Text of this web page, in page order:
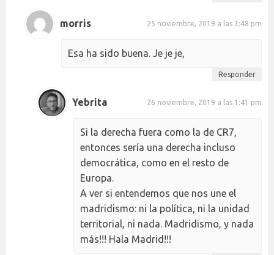
morris 25 noviembre, 2019 a las 3:48 pm
Esa ha sido buena. Je je je,
Responder
Yebrita 26 noviembre, 2019 a las 1:41 pm
Si la derecha fuera como la de CR7,
entonces sería una derecha incluso
democrática, como en el resto de
Europa.
A ver si entendemos que nos une el
madridismo: ni la política, ni la unidad
territorial, ni nada. Madridismo, y nada
más!!! Hala Madrid!!!